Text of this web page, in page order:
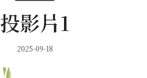
投影片1
2025-09-18